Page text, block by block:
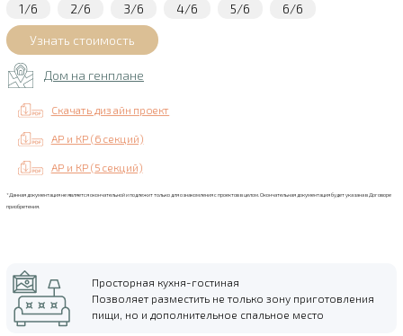
1/6 2/6 3/6 4/6 5/6 6/6
Дом на генплане
Скачать дизайн проект
АР и КР (6 секций)
АР и КР (5 секций)
*Данная документация не является окончательной и подлежит только для ознакомления с проектов в целом. Окончательная документация будет указана в Договоре
приобретения.
Просторная кухня-гостиная
Позволяет разместить не только зону приготовления
пищи, но и дополнительное спальное место